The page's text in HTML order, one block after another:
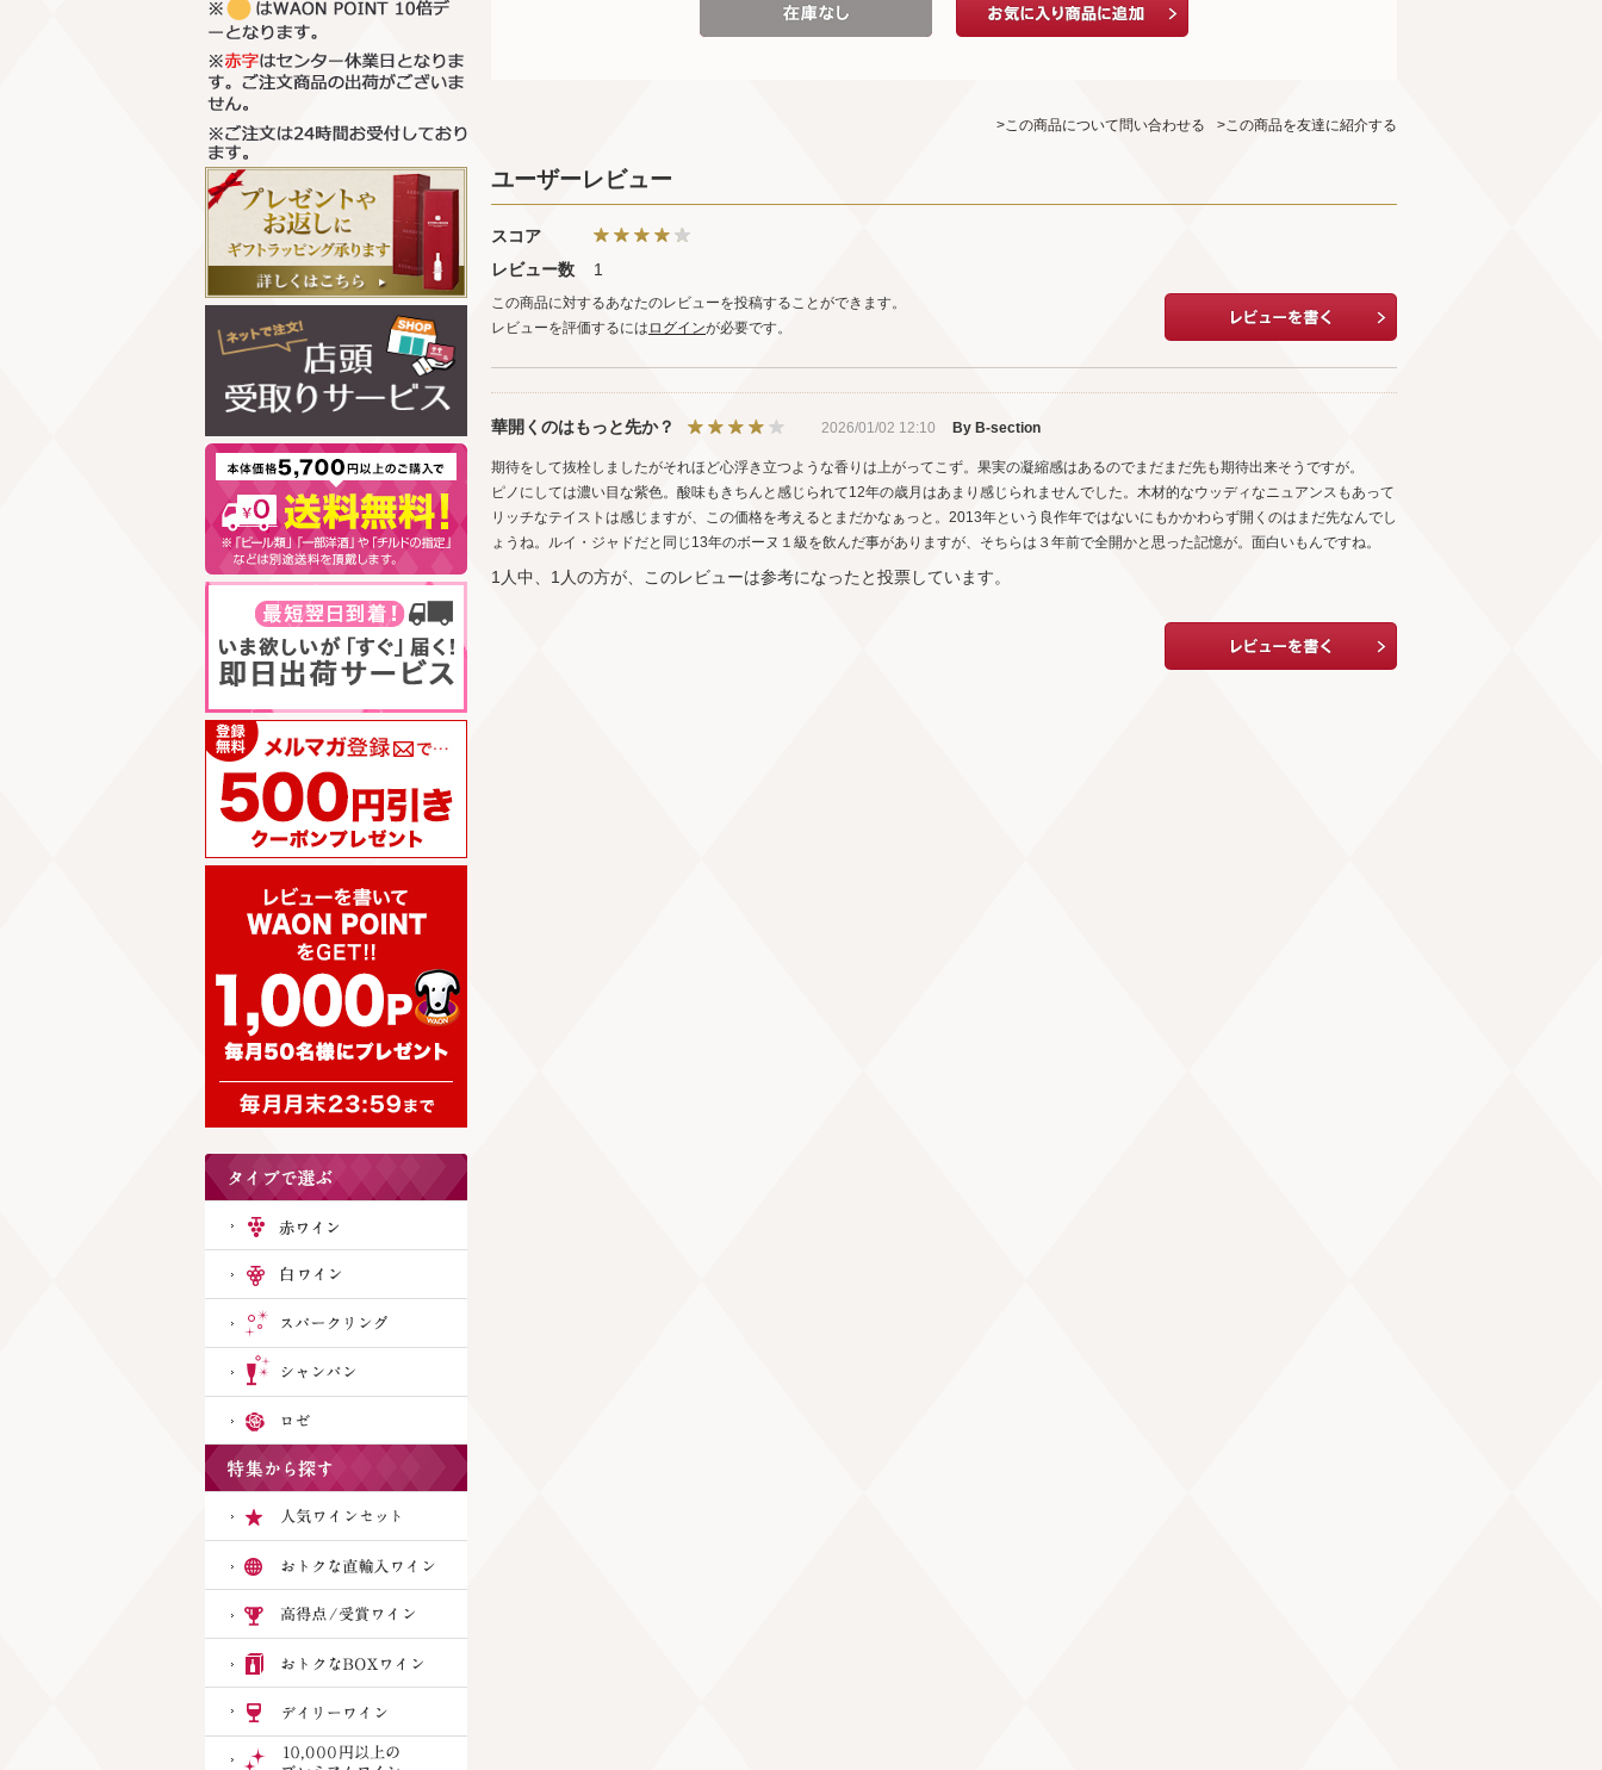
>この商品について問い合わせる >この商品を友達に紹介する
ユーザーレビュー
スコア
レビュー数
1
この商品に対するあなたのレビューを投稿することができます。
レビューを評価するには ログインが必要です。
華開くのはもっと先か？ 2026/01/02 12:10 By B-section
期待をして抜栓しましたがそれほど心浮き立つような香りは上がってこず。果実の凝縮感はあるのでまだまだ先も期待出来そうですが。
ピノにしては濃い目な紫色。酸味もきちんと感じられて12年の歳月はあまり感じられませんでした。木材的なウッディなニュアンスもあって
リッチなテイストは感じますが、この価格を考えるとまだかなぁっと。2013年という良作年ではないにもかかわらず開くのはまだ先なんでし
ょうね。ルイ・ジャドだと同じ13年のボーヌ１級を飲んだ事がありますが、そちらは３年前で全開かと思った記憶が。面白いもんですね。
1人中、1人の方が、このレビューは参考になったと投票しています。